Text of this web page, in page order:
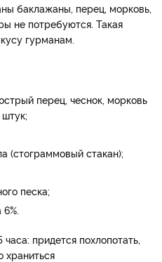
баклажаны, перец, морковь,
не потребуются. Такая
гурманам.
перец, чеснок, морковь
(стограммовый стакан);
песка;
придется похлопотать,
храниться